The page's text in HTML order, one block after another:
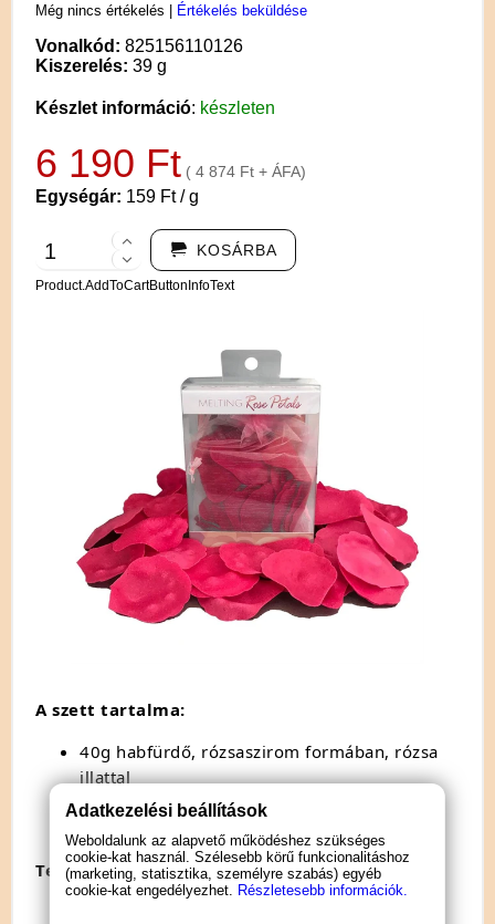
Még nincs értékelés Értékelés beküldése
Vonalkód: 825156110126
Kiszerelés: 39 g
Készlet információ: készleten
6 190 Ft ( 4 874 Ft + ÁFA)
Egységár: 159 Ft / g
KOSÁRBA
Product.AddToCartButtonInfoText
A szett tartalma:
40g habfürdő, rózsaszirom formában, rózsa
illattal
1db organza szütyő
Termék specifikáció:
Adatkezelési beállítások
Weboldalunk az alapvető működéshez szükséges
cookie-kat használ. Szélesebb körű funkcionalitáshoz
(marketing, statisztika, személyre szabás) egyéb
cookie-kat engedélyezhet. Részletesebb információk.